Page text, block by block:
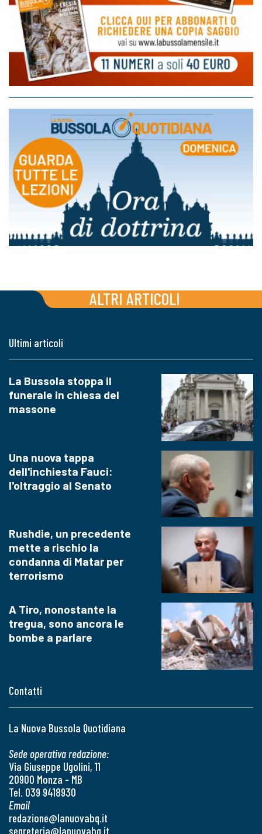
ALTRI ARTICOLI
Contatti
La Nuova Bussola Quotidiana
Sede operativa redazione:
Via Giuseppe Ugolini, 11
20900 Monza - MB
Tel. 039 9418930
Email
redazione@lanuovabq.it
segreteria@lanuovabq.it
Ultimi articoli
La Bussola stoppa il
funerale in chiesa del
massone
Una nuova tappa
dell'inchiesta Fauci:
l'oltraggio al Senato
Rushdie, un precedente
mette a rischio la
condanna di Matar per
terrorismo
A Tiro, nonostante la
tregua, sono ancora le
bombe a parlare